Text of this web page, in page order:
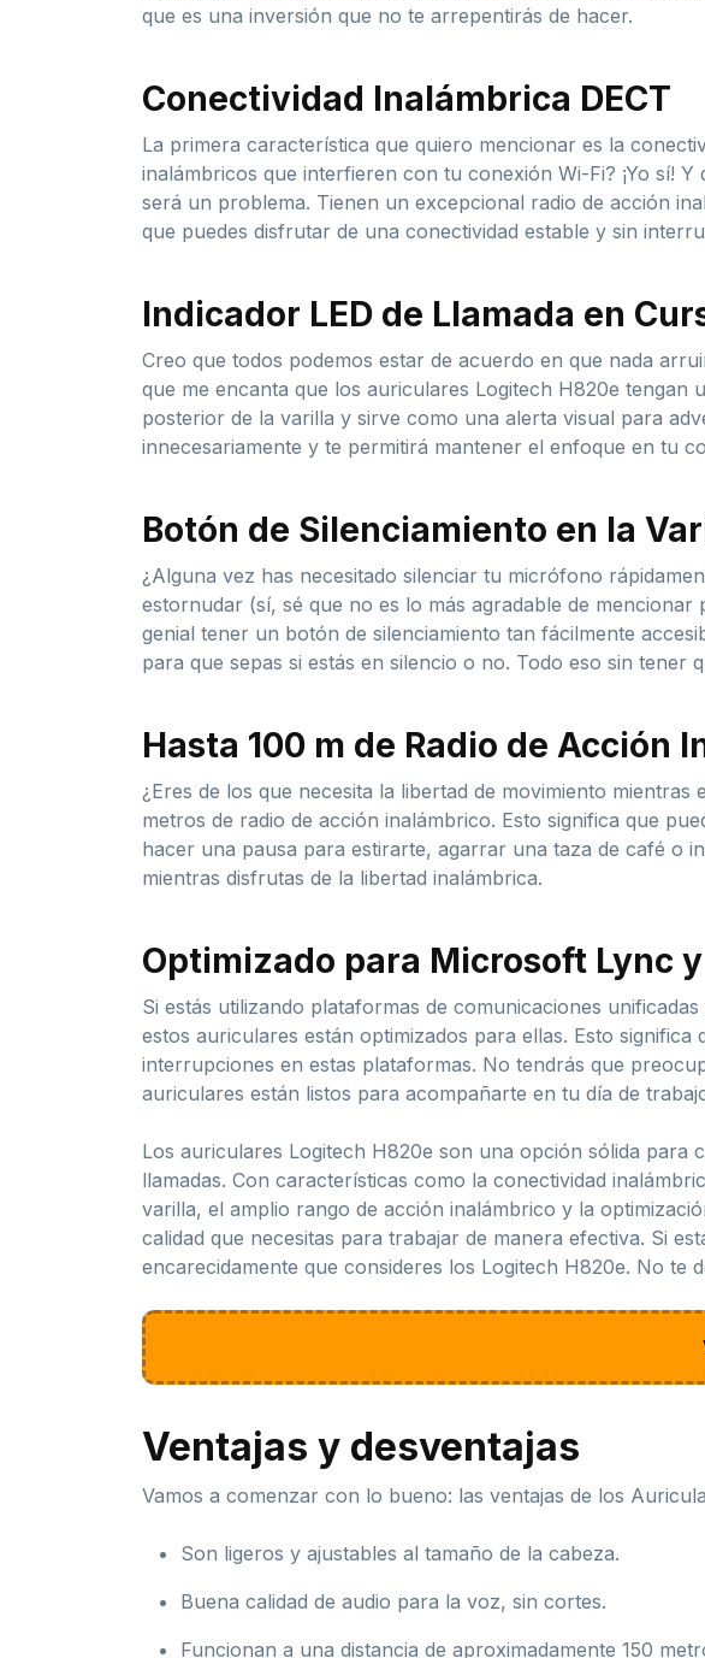
que es una inversión que no te arrepentirás de hacer.
Conectividad Inalámbrica DECT
La primera característica que quiero mencionar es la
inalámbricos que interfieren con tu conexión Wi-Fi? ¡Yo sí!
será un problema. Tienen un excepcional radio de acción
que puedes disfrutar de una conectividad estable y sin
Indicador LED de Llamada en
Creo que todos podemos estar de acuerdo en que nada
que me encanta que los auriculares Logitech H820e tengan
posterior de la varilla y sirve como una alerta visual para
innecesariamente y te permitirá mantener el enfoque en tu
Botón de Silenciamiento en la
¿Alguna vez has necesitado silenciar tu micrófono
estornudar (sí, sé que no es lo más agradable de
genial tener un botón de silenciamiento tan fácilmente
para que sepas si estás en silencio o no. Todo eso sin
Hasta 100 m de Radio de Acción
¿Eres de los que necesita la libertad de movimiento
metros de radio de acción inalámbrico. Esto significa que
hacer una pausa para estirarte, agarrar una taza de café o
mientras disfrutas de la libertad inalámbrica.
Optimizado para Microsoft Lync
Si estás utilizando plataformas de comunicaciones
estos auriculares están optimizados para ellas. Esto
interrupciones en estas plataformas. No tendrás que
auriculares están listos para acompañarte en tu día de
Los auriculares Logitech H820e son una opción sólida para
llamadas. Con características como la conectividad
varilla, el amplio rango de acción inalámbrico y la
calidad que necesitas para trabajar de manera efectiva. Si
encarecidamente que consideres los Logitech H820e. No te
Ventajas y desventajas
Vamos a comenzar con lo bueno: las ventajas de los
Son ligeros y ajustables al tamaño de la cabeza.
Buena calidad de audio para la voz, sin cortes.
Funcionan a una distancia de aproximadamente 150